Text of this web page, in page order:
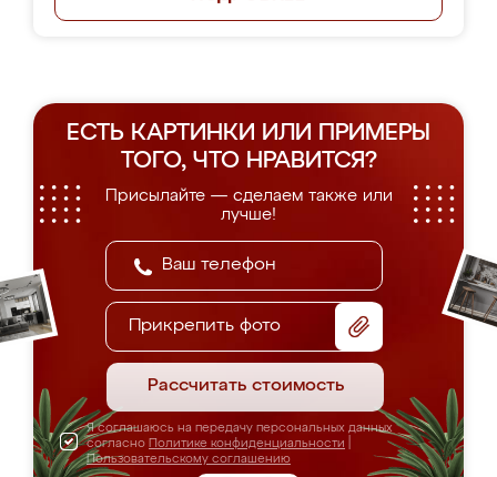
ЕСТЬ КАРТИНКИ ИЛИ ПРИМЕРЫ
ТОГО, ЧТО НРАВИТСЯ?
Присылайте — сделаем также или
лучше!
Прикрепить фото
Рассчитать стоимость
Я соглашаюсь на передачу персональных данных
согласно Политике конфиденциальности
Пользовательскому соглашению